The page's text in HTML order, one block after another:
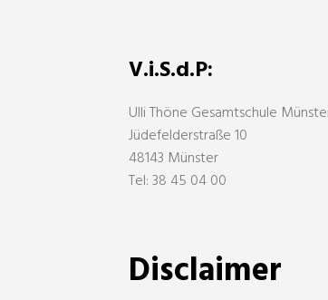
V.i.S.d.P:
Ulli Thöne Gesamtschule
Jüdefelderstraße 10
48143 Münster
Tel: 38 45 04 00
Disclaimer